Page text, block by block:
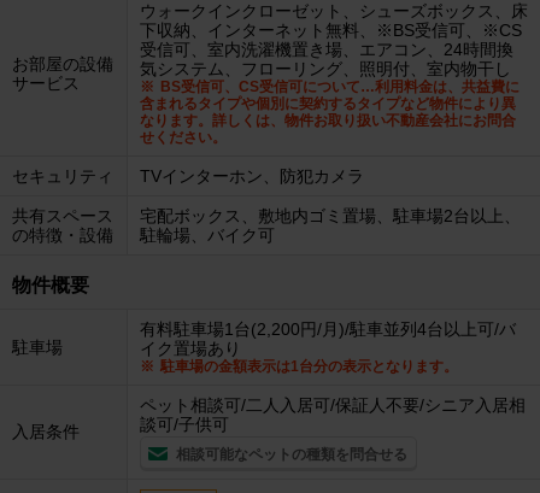
お部屋の設備
サービス
ウォークインクローゼット、シューズボックス、床
下収納、インターネット無料、※BS受信可、※CS
受信可、室内洗濯機置き場、エアコン、24時間換
気システム、フローリング、照明付、室内物干し
BS受信可、CS受信可について…利用料金は、共益費に
含まれるタイプや個別に契約するタイプなど物件により異
なります。詳しくは、物件お取り扱い不動産会社にお問合
せください。
セキュリティ TVインターホン、防犯カメラ
共有スペース
の特徴・設備
宅配ボックス、敷地内ゴミ置場、駐車場2台以上、
駐輪場、バイク可
物件概要
駐車場
有料駐車場1台(2,200円/月)/駐車並列4台以上可/バ
イク置場あり
駐車場の金額表示は1台分の表示となります。
入居条件
ペット相談可/二人入居可/保証人不要/シニア入居相
談可/子供可
相談可能なペットの種類を問合せる